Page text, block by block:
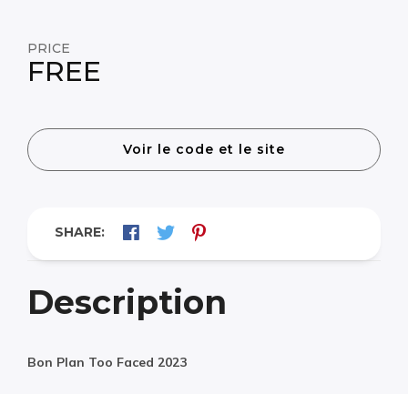
PRICE
FREE
Voir le code et le site
SHARE:
Description
Bon Plan Too Faced 2023